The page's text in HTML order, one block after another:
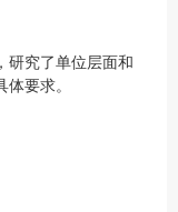
究了单位层面和
要求。